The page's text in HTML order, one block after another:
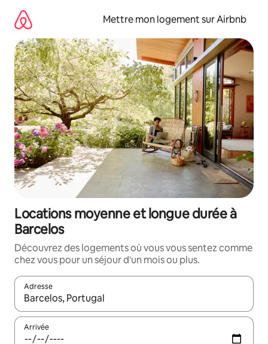
directement
contenu
Mettre mon logement sur Airbnb
Locations moyenne et longue durée à
Barcelos
Découvrez des logements où vous vous sentez comme
chez vous pour un séjour d'un mois ou plus.
Adresse
Lorsque les résultats s'affichent, utilisez les flèches vers le
Arrivée